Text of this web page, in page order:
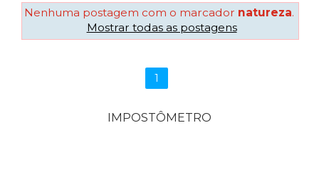
Nenhuma postagem com o marcador natureza.
Mostrar todas as postagens
1
IMPOSTÔMETRO